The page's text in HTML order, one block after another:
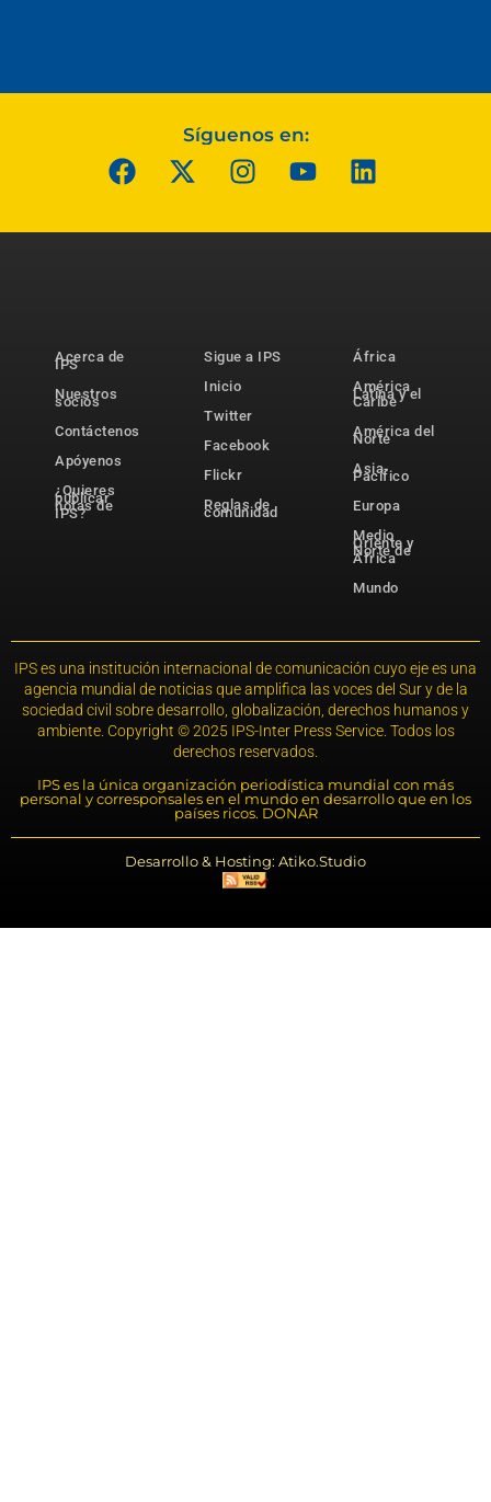
Síguenos en:
Acerca de
IPS
Nuestros
socios
Contáctenos
Apóyenos
¿Quieres
publicar
notas de
IPS?
Sigue a IPS
Inicio
Twitter
Facebook
Flickr
Reglas de
comunidad
África
América
Latina y el
Caribe
América del
Norte
Asia-
Pacífico
Europa
Medio
Oriente y
Norte de
África
Mundo
IPS es una institución internacional de comunicación cuyo eje es una
agencia mundial de noticias que amplifica las voces del Sur y de la
sociedad civil sobre desarrollo, globalización, derechos humanos y
ambiente. Copyright © 2025 IPS-Inter Press Service. Todos los
derechos reservados.
IPS es la única organización periodística mundial con más
personal y corresponsales en el mundo en desarrollo que en los
países ricos. DONAR
Desarrollo & Hosting: Atiko.Studio